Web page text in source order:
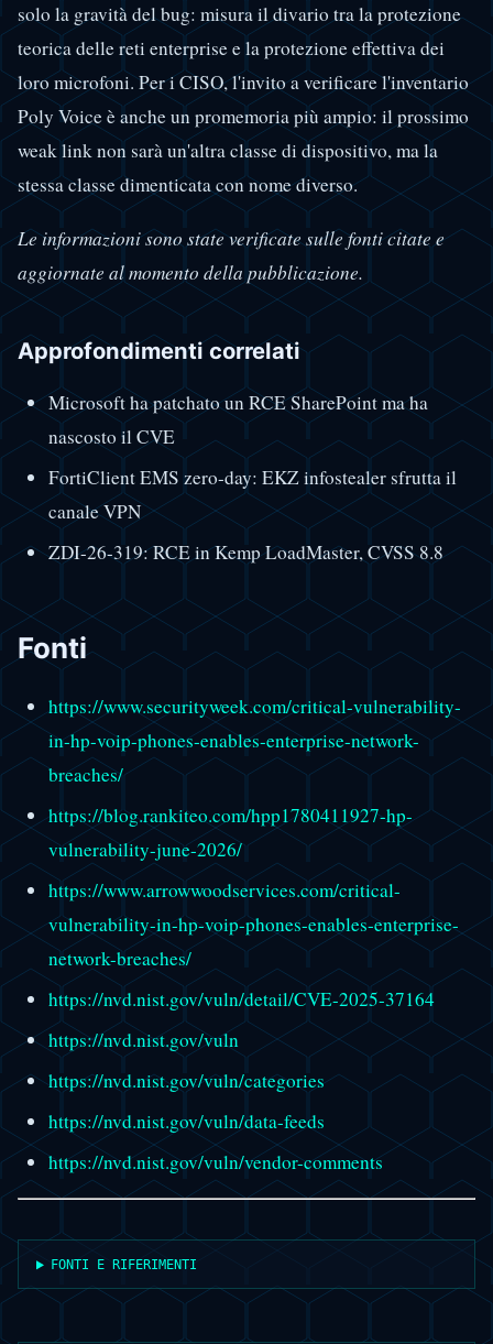
solo la gravità del bug: misura il divario tra la protezione
teorica delle reti enterprise e la protezione effettiva dei
loro microfoni. Per i CISO, l'invito a verificare l'inventario
Poly Voice è anche un promemoria più ampio: il prossimo
weak link non sarà un'altra classe di dispositivo, ma la
stessa classe dimenticata con nome diverso.
Le informazioni sono state verificate sulle fonti citate e
aggiornate al momento della pubblicazione.
Approfondimenti correlati
Microsoft ha patchato un RCE SharePoint ma ha
nascosto il CVE
FortiClient EMS zero-day: EKZ infostealer sfrutta il
canale VPN
ZDI-26-319: RCE in Kemp LoadMaster, CVSS 8.8
Fonti
https://www.securityweek.com/critical-vulnerability-
in-hp-voip-phones-enables-enterprise-network-
breaches/
https://blog.rankiteo.com/hpp1780411927-hp-
vulnerability-june-2026/
https://www.arrowwoodservices.com/critical-
vulnerability-in-hp-voip-phones-enables-enterprise-
network-breaches/
https://nvd.nist.gov/vuln/detail/CVE-2025-37164
https://nvd.nist.gov/vuln
https://nvd.nist.gov/vuln/categories
https://nvd.nist.gov/vuln/data-feeds
https://nvd.nist.gov/vuln/vendor-comments
FONTI E RIFERIMENTI